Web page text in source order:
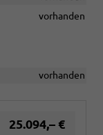
vorhanden
vorhanden
25.094,– €